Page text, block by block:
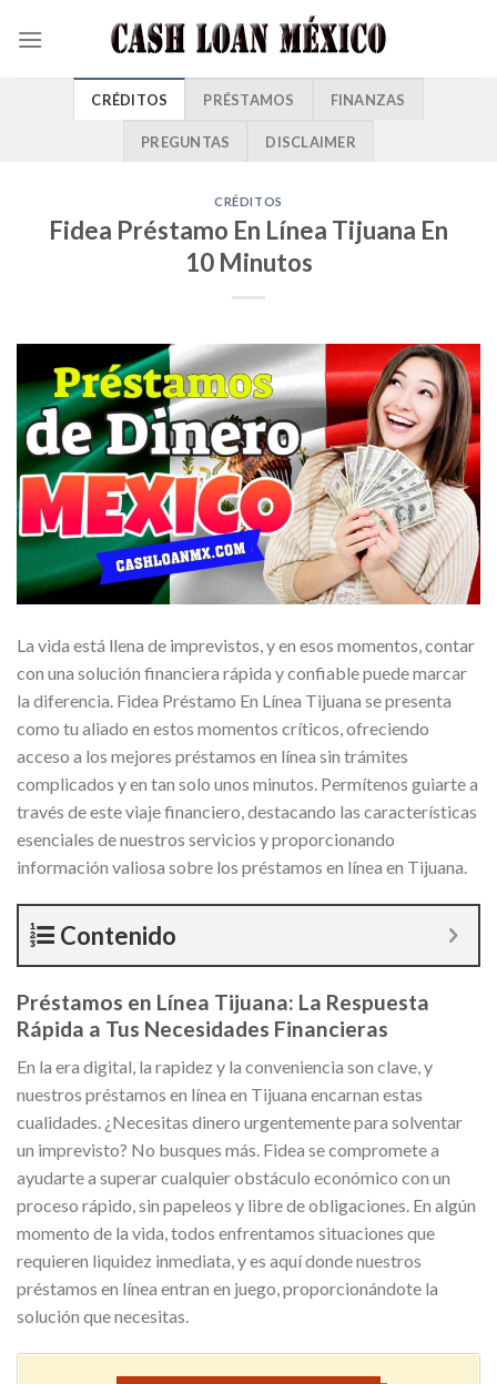
CRÉDITOS PRÉSTAMOS FINANZAS
PREGUNTAS DISCLAIMER
CRÉDITOS
Fidea Préstamo En Línea Tijuana En
10 Minutos
La vida está llena de imprevistos, y en esos momentos, contar
con una solución financiera rápida y confiable puede marcar
la diferencia. Fidea Préstamo En Línea Tijuana se presenta
como tu aliado en estos momentos críticos, ofreciendo
acceso a los mejores préstamos en línea sin trámites
complicados y en tan solo unos minutos. Permítenos guiarte a
través de este viaje financiero, destacando las características
esenciales de nuestros servicios y proporcionando
información valiosa sobre los préstamos en línea en Tijuana.
Contenido
Préstamos en Línea Tijuana: La Respuesta
Rápida a Tus Necesidades Financieras
En la era digital, la rapidez y la conveniencia son clave, y
nuestros préstamos en línea en Tijuana encarnan estas
cualidades. ¿Necesitas dinero urgentemente para solventar
un imprevisto? No busques más. Fidea se compromete a
ayudarte a superar cualquier obstáculo económico con un
proceso rápido, sin papeleos y libre de obligaciones. En algún
momento de la vida, todos enfrentamos situaciones que
requieren liquidez inmediata, y es aquí donde nuestros
préstamos en línea entran en juego, proporcionándote la
solución que necesitas.